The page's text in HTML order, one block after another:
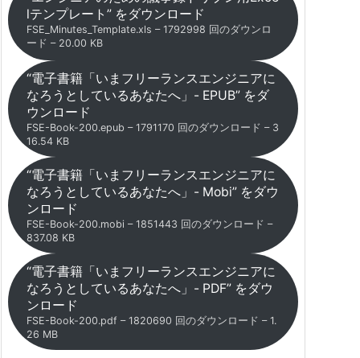
lテンプレート” をダウンロード
FSE_Minutes_Template.xls – 1792998 回のダウンロ
ード – 20.00 KB
“電子書籍「いまフリーランスエンジニアに
なろうとしているあなたへ」- EPUB” をダ
ウンロード
FSE-Book-200.epub – 1791170 回のダウンロード – 3
16.54 KB
“電子書籍「いまフリーランスエンジニアに
なろうとしているあなたへ」- Mobi” をダウ
ンロード
FSE-Book-200.mobi – 1851443 回のダウンロード –
837.08 KB
“電子書籍「いまフリーランスエンジニアに
なろうとしているあなたへ」- PDF” をダウ
ンロード
FSE-Book-200.pdf – 1820690 回のダウンロード – 1.
26 MB